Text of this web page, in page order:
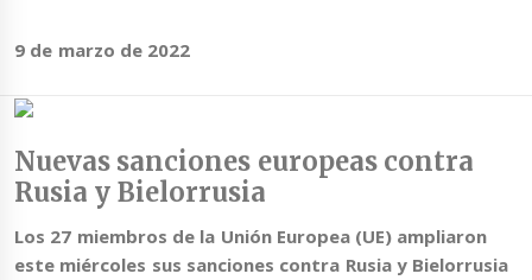
9 de marzo de 2022
Nuevas sanciones europeas contra
Rusia y Bielorrusia
Los 27 miembros de la Unión Europea (UE) ampliaron
este miércoles sus sanciones contra Rusia y Bielorrusia